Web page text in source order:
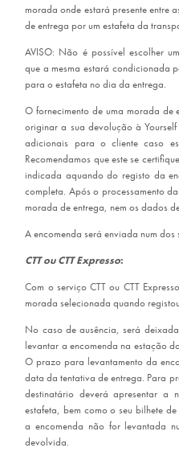
morada onde estará presente entre
de entrega por um estafeta da
AVISO: Não é possível escolher
que a mesma estará condicionada
para o estafeta no dia da entrega.
O fornecimento de uma morada
originar a sua devolução à
adicionais para o cliente caso
Recomendamos que este se
indicada aquando do registo da
completa. Após o processamento
morada de entrega, nem os dados
A encomenda será enviada num dos
CTT ou CTT Expresso:
Com o serviço CTT ou CTT
morada selecionada quando
No caso de ausência, será
levantar a encomenda na estação
O prazo para levantamento da
data da tentativa de entrega. Para
destinatário deverá apresentar
estafeta, bem como o seu bilhete
a encomenda não for levantada
devolvida.